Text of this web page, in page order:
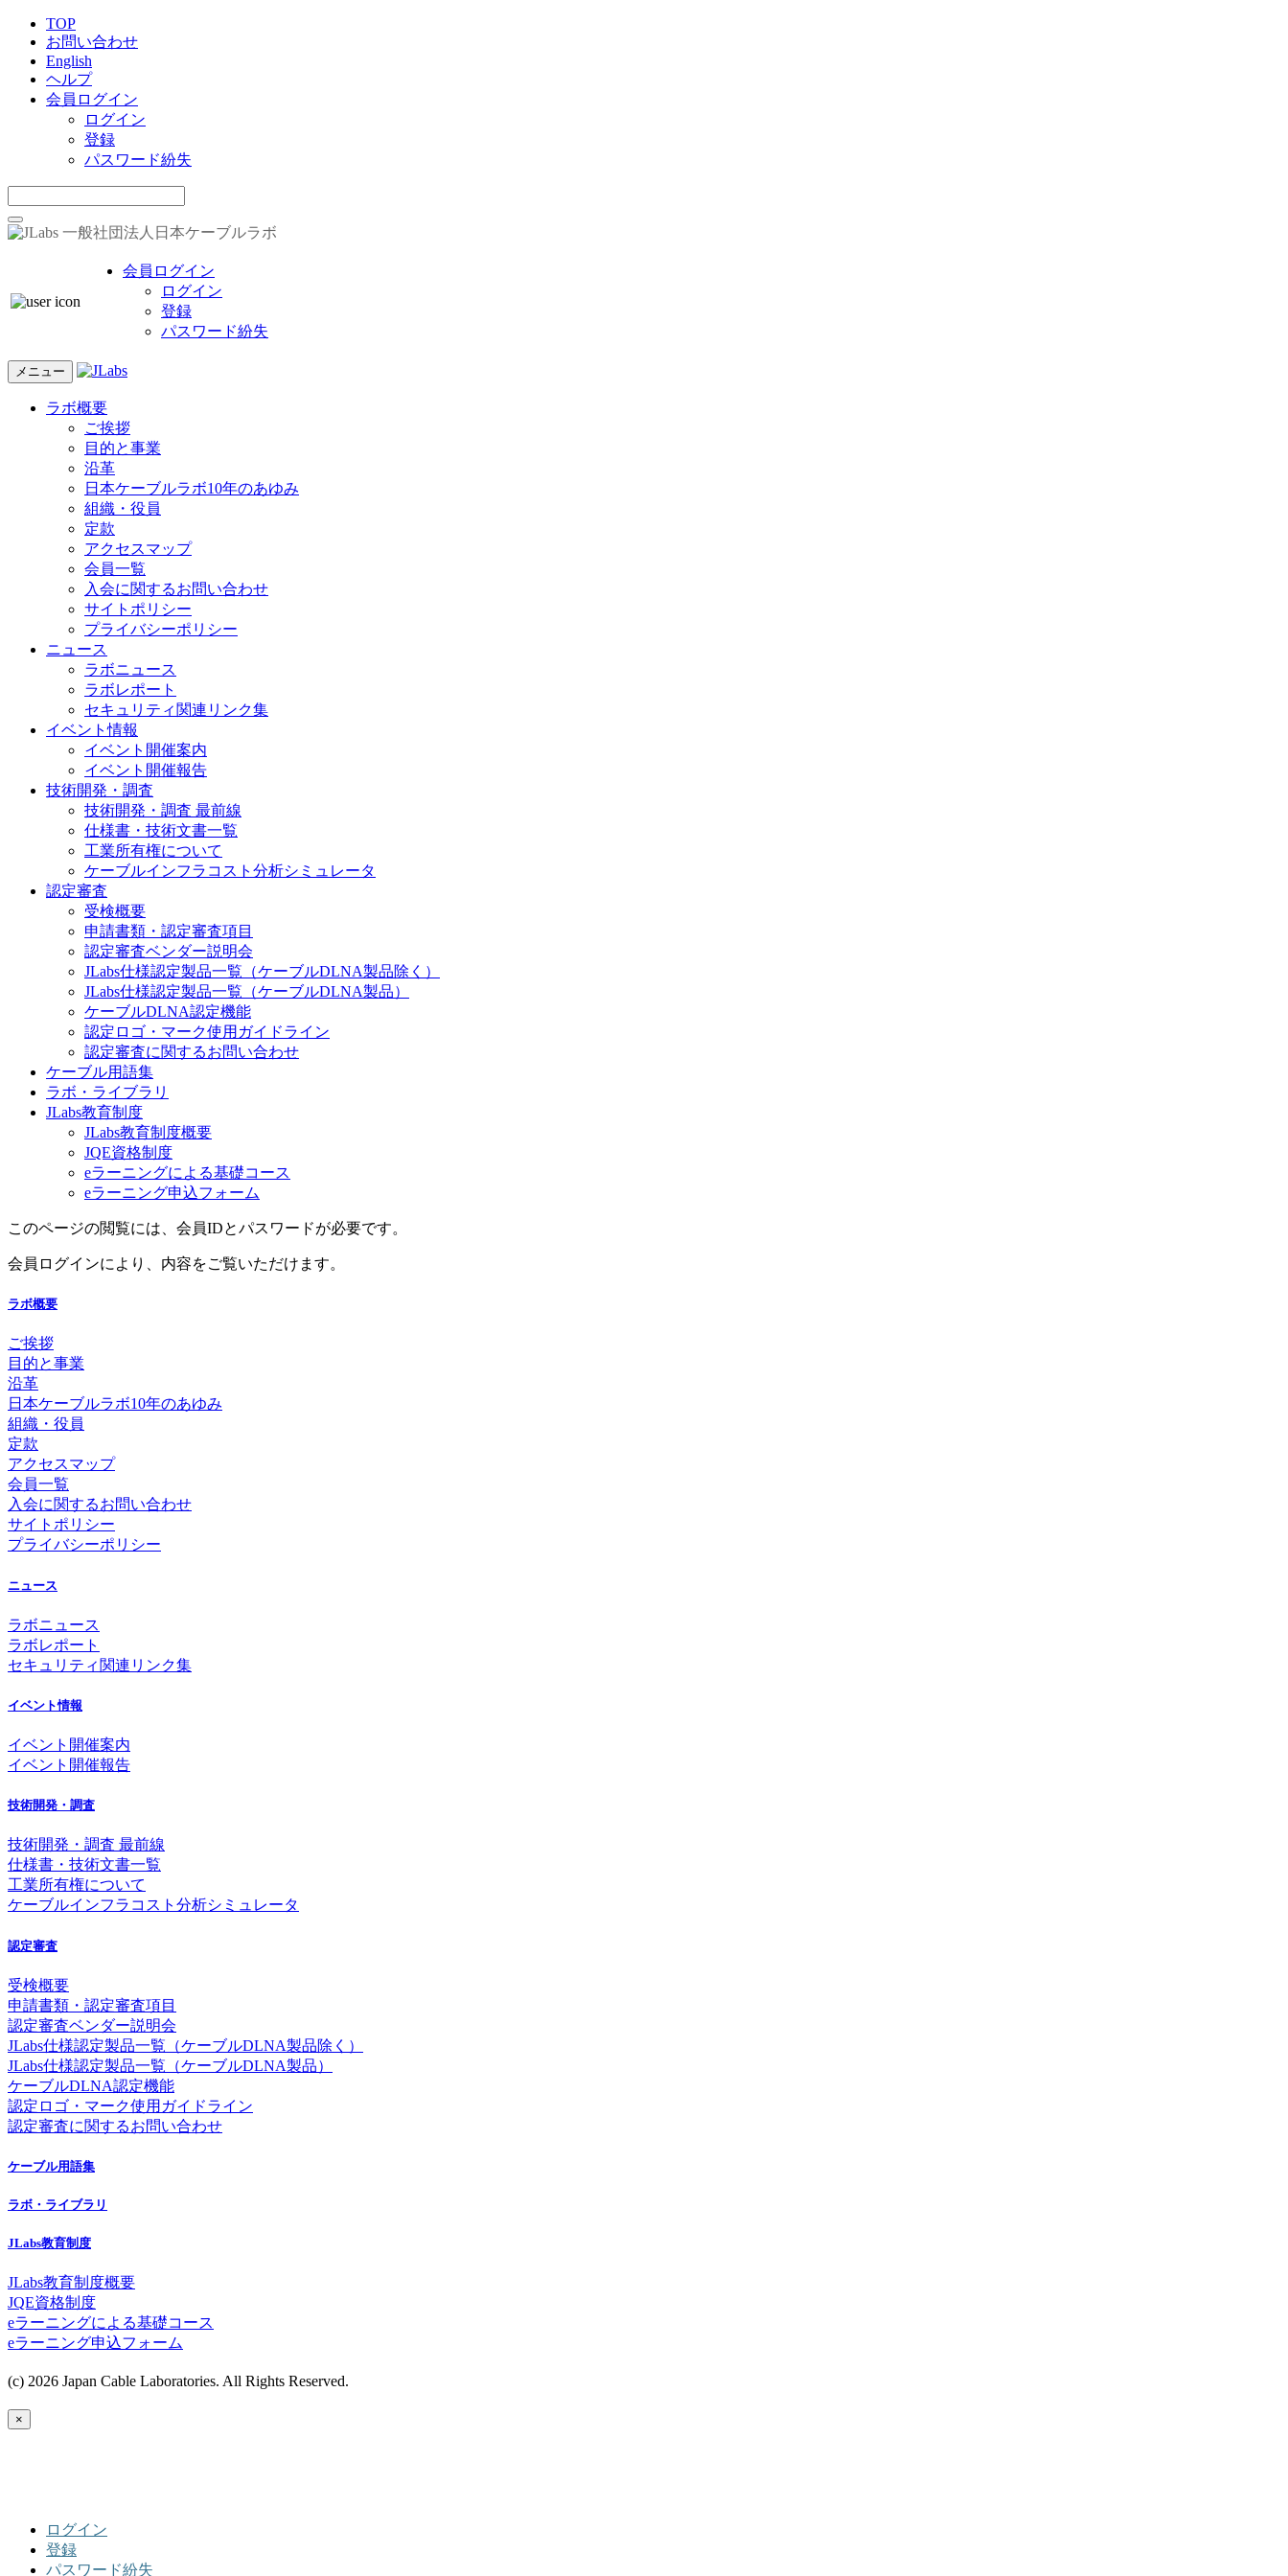
TOP
お問い合わせ
English
ヘルプ
会員ログイン
ログイン
登録
パスワード紛失
一般社団法人日本ケーブルラボ
会員ログイン
ログイン
登録
パスワード紛失
メニュー
ラボ概要
ご挨拶
目的と事業
沿革
日本ケーブルラボ10年のあゆみ
組織・役員
定款
アクセスマップ
会員一覧
入会に関するお問い合わせ
サイトポリシー
プライバシーポリシー
ニュース
ラボニュース
ラボレポート
セキュリティ関連リンク集
イベント情報
イベント開催案内
イベント開催報告
技術開発・調査
技術開発・調査 最前線
仕様書・技術文書一覧
工業所有権について
ケーブルインフラコスト分析シミュレータ
認定審査
受検概要
申請書類・認定審査項目
認定審査ベンダー説明会
JLabs仕様認定製品一覧（ケーブルDLNA製品除く）
JLabs仕様認定製品一覧（ケーブルDLNA製品）
ケーブルDLNA認定機能
認定ロゴ・マーク使用ガイドライン
認定審査に関するお問い合わせ
ケーブル用語集
ラボ・ライブラリ
JLabs教育制度
JLabs教育制度概要
JQE資格制度
eラーニングによる基礎コース
eラーニング申込フォーム
このページの閲覧には、会員IDとパスワードが必要です。
会員ログインにより、内容をご覧いただけます。
ラボ概要
ご挨拶
目的と事業
沿革
日本ケーブルラボ10年のあゆみ
組織・役員
定款
アクセスマップ
会員一覧
入会に関するお問い合わせ
サイトポリシー
プライバシーポリシー
ニュース
ラボニュース
ラボレポート
セキュリティ関連リンク集
イベント情報
イベント開催案内
イベント開催報告
技術開発・調査
技術開発・調査 最前線
仕様書・技術文書一覧
工業所有権について
ケーブルインフラコスト分析シミュレータ
認定審査
受検概要
申請書類・認定審査項目
認定審査ベンダー説明会
JLabs仕様認定製品一覧（ケーブルDLNA製品除く）
JLabs仕様認定製品一覧（ケーブルDLNA製品）
ケーブルDLNA認定機能
認定ロゴ・マーク使用ガイドライン
認定審査に関するお問い合わせ
ケーブル用語集
ラボ・ライブラリ
JLabs教育制度
JLabs教育制度概要
JQE資格制度
eラーニングによる基礎コース
eラーニング申込フォーム
(c) 2026 Japan Cable Laboratories. All Rights Reserved.
×
ログイン
登録
パスワード紛失